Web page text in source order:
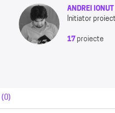
ANDREI IONUT
Initiator proiect
17proiecte
(0)